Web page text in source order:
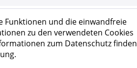
Funktionen und die einwandfreie
zu den verwendeten Cookies
zum Datenschutz finden